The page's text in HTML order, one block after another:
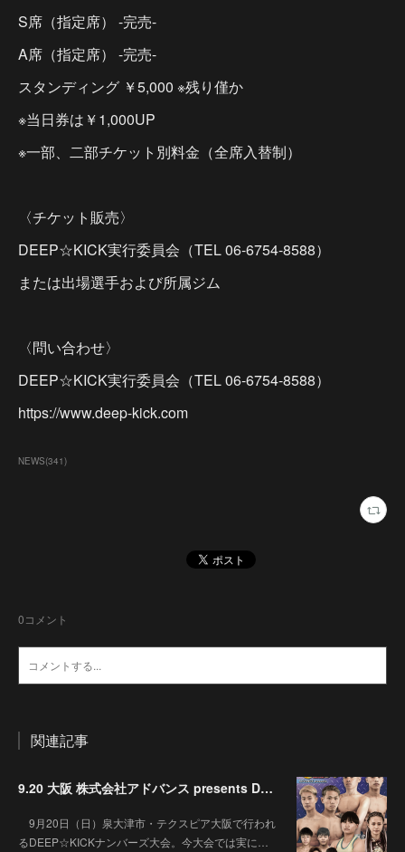
S席（指定席） -完売-
A席（指定席） -完売-
スタンディング ￥5,000 ※残り僅か
※当日券は￥1,000UP
※一部、二部チケット別料金（全席入替制）
〈チケット販売〉
DEEP☆KICK実行委員会（TEL 06-6754-8588）
または出場選手および所属ジム
〈問い合わせ〉
DEEP☆KICK実行委員会（TEL 06-6754-8588）
https://www.deep-kick.com
NEWS(341)
0コメント
関連記事
9.20 大阪 株式会社アドバンス presents DEEP☆KICK 79･80 7月の準決勝を勝ち抜いた6名による-53kg･-65kg･QUEEN-46kgと3つの王座決定戦の開催が決定！
9月20日（日）泉大津市・テクスピア大阪で行われ
るDEEP☆KICKナンバーズ大会。今大会では実に…